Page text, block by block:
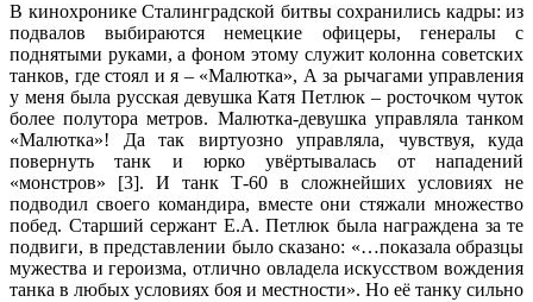
В кинохронике Сталинградской битвы сохранились кадры: из
подвалов выбираются немецкие офицеры, генералы с
поднятыми руками, а фоном этому служит колонна советских
танков, где стоял и я – «Малютка», А за рычагами управления
у меня была русская девушка Катя Петлюк – росточком чуток
более полутора метров. Малютка-девушка управляла танком
«Малютка»! Да так виртуозно управляла, чувствуя, куда
повернуть танк и юрко увёртывалась от нападений
«монстров» [3]. И танк Т-60 в сложнейших условиях не
подводил своего командира, вместе они стяжали множество
побед. Старший сержант Е.А. Петлюк была награждена за те
подвиги, в представлении было сказано: «…показала образцы
мужества и героизма, отлично овладела искусством вождения
танка в любых условиях боя и местности». Но её танку сильно